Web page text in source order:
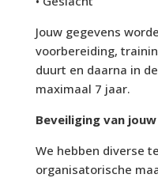
Jouw gegevens
voorbereiding,
duurt en daarna in
maximaal 7 jaar.
Beveiliging van
We hebben diverse
organisatorische